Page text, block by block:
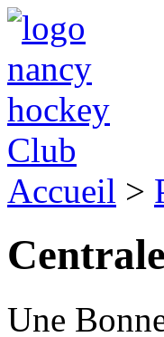
Accueil >
Une